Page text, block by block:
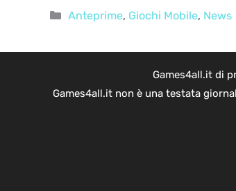
Categorie
Anteprime, Giochi Mobile, News
Games4all.it di
Games4all.it non è una testata